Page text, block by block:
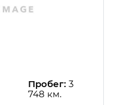
Пробег: 3
748 км.